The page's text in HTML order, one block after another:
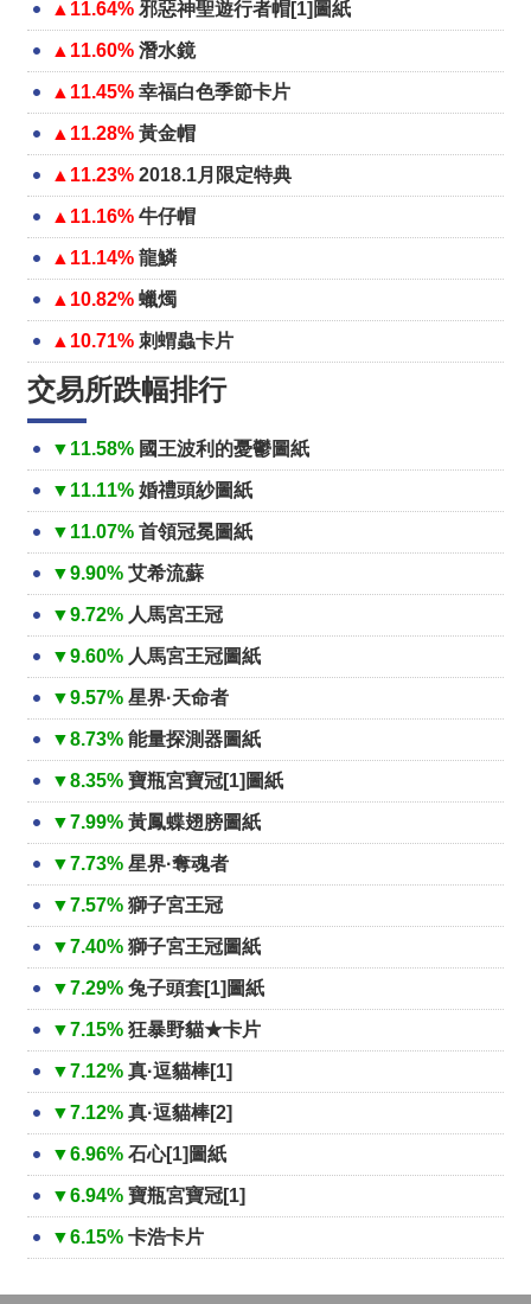
▲11.64% 邪惡神聖遊行者帽[1]圖紙
▲11.60% 潛水鏡
▲11.45% 幸福白色季節卡片
▲11.28% 黃金帽
▲11.23% 2018.1月限定特典
▲11.16% 牛仔帽
▲11.14% 龍鱗
▲10.82% 蠟燭
▲10.71% 刺蝟蟲卡片
交易所跌幅排行
▼11.58% 國王波利的憂鬱圖紙
▼11.11% 婚禮頭紗圖紙
▼11.07% 首領冠冕圖紙
▼9.90% 艾希流蘇
▼9.72% 人馬宮王冠
▼9.60% 人馬宮王冠圖紙
▼9.57% 星界·天命者
▼8.73% 能量探測器圖紙
▼8.35% 寶瓶宮寶冠[1]圖紙
▼7.99% 黃鳳蝶翅膀圖紙
▼7.73% 星界·奪魂者
▼7.57% 獅子宮王冠
▼7.40% 獅子宮王冠圖紙
▼7.29% 兔子頭套[1]圖紙
▼7.15% 狂暴野貓★卡片
▼7.12% 真·逗貓棒[1]
▼7.12% 真·逗貓棒[2]
▼6.96% 石心[1]圖紙
▼6.94% 寶瓶宮寶冠[1]
▼6.15% 卡浩卡片